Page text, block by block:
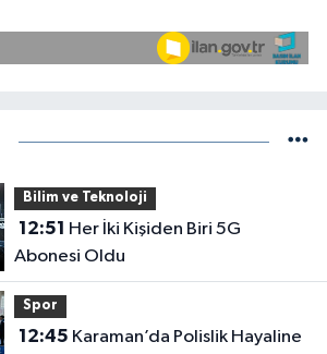
Bilim ve Teknoloji
12:51
Abonesi Oldu
Spor
12:45